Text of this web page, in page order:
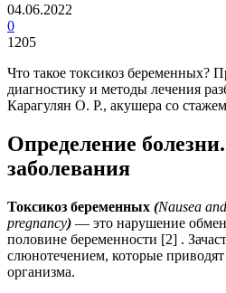
04.06.2022
0
1205
Что такое токсикоз беременных?
диагностику и методы лечения
Карагулян О. Р., акушера со
Определение
заболевания
Токсикоз беременных (Nausea
pregnancy) — это нарушение
половине беременности [2] .
слюнотечением, которые
организма.